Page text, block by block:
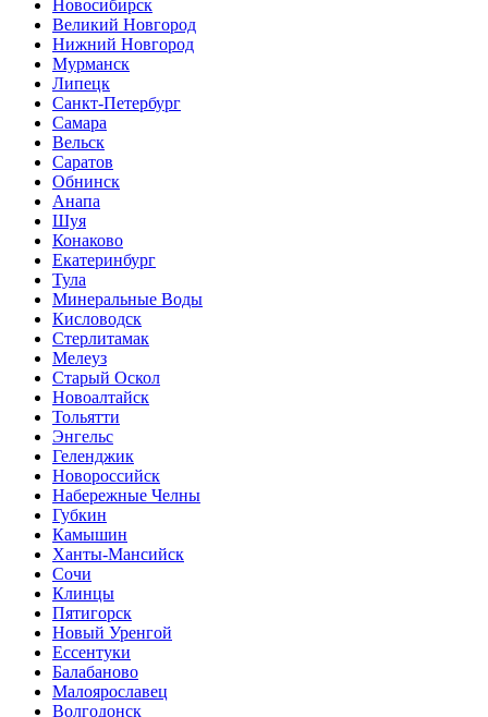
Новосибирск
Великий Новгород
Нижний Новгород
Мурманск
Липецк
Санкт-Петербург
Самара
Вельск
Саратов
Обнинск
Анапа
Шуя
Конаково
Екатеринбург
Тула
Минеральные Воды
Кисловодск
Стерлитамак
Мелеуз
Старый Оскол
Новоалтайск
Тольятти
Энгельс
Геленджик
Новороссийск
Набережные Челны
Губкин
Камышин
Ханты-Мансийск
Сочи
Клинцы
Пятигорск
Новый Уренгой
Ессентуки
Балабаново
Малоярославец
Волгодонск